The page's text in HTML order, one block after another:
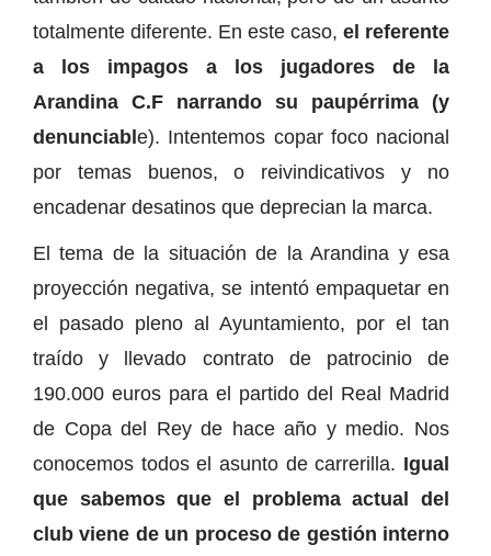
totalmente diferente. En este caso, el referente
a los impagos a los jugadores de la
Arandina C.F narrando su paupérrima (y
denunciable). Intentemos copar foco nacional
por temas buenos, o reivindicativos y no
encadenar desatinos que deprecian la marca.
El tema de la situación de la Arandina y esa
proyección negativa, se intentó empaquetar en
el pasado pleno al Ayuntamiento, por el tan
traído y llevado contrato de patrocinio de
190.000 euros para el partido del Real Madrid
de Copa del Rey de hace año y medio. Nos
conocemos todos el asunto de carrerilla. Igual
que sabemos que el problema actual del
club viene de un proceso de gestión interno